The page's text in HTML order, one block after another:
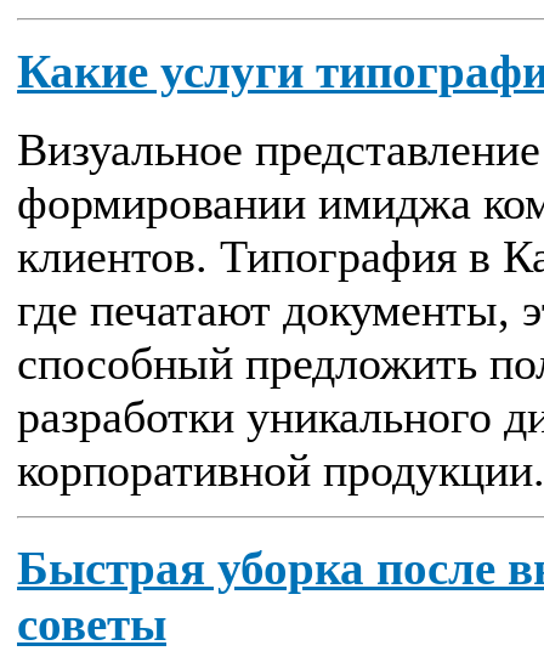
Какие услуги
Визуальное
формировании имиджа
клиентов. Типография в
где печатают документы,
способный предложить
разработки уникального
корпоративной
Быстрая уборка после
советы